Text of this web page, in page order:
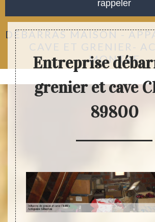
DÉBARRAS MAISON -
CAVE ET GRENIER-
MONTRE
Entreprise
grenier et cave
89800